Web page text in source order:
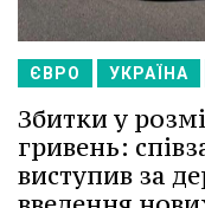
ЄВРО УКРАЇНА
Збитки у
гривень:
виступив за